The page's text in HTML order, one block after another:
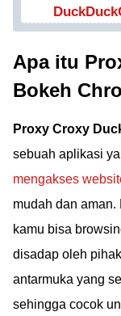
Apa itu
Bokeh
Proxy Croxy
sebuah aplikasi
mengakses
mudah dan
kamu bisa
disadap oleh
antarmuka yang
sehingga cocok